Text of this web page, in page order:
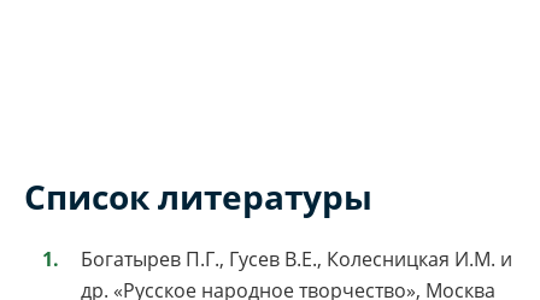
Список литературы
Богатырев П.Г., Гусев В.Е., Колесницкая И.М. и
др. «Русское народное творчество», Москва